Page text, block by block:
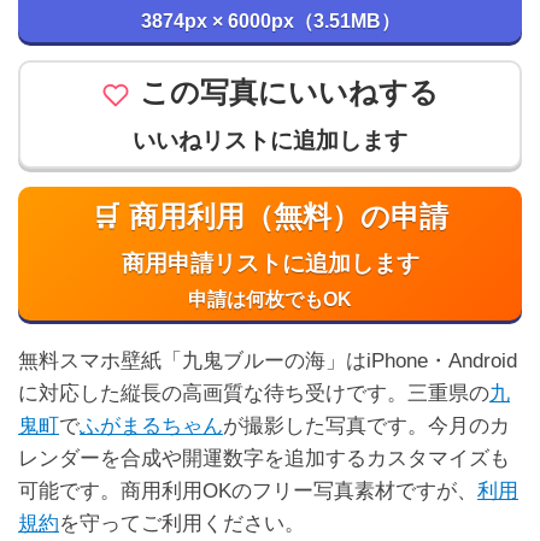
3874px × 6000px（3.51MB）
この写真にいいねする
いいねリストに追加します
🛒 商用利用（無料）の申請
商用申請リストに追加します
申請は何枚でもOK
無料スマホ壁紙「九鬼ブルーの海」はiPhone・Android
に対応した縦長の高画質な待ち受けです。三重県の九
鬼町でふがまるちゃんが撮影した写真です。今月のカ
レンダーを合成や開運数字を追加するカスタマイズも
可能です。商用利用OKのフリー写真素材ですが、 利用
規約を守ってご利用ください。